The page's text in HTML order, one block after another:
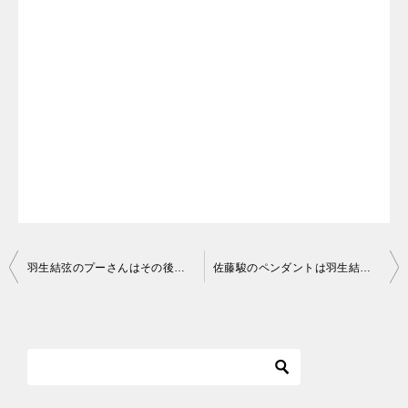
投
羽生結弦のプーさんはその後どこへ寄付される？日本や海外での行方も 佐藤駿のペンダントは羽生結弦からもらった物！購入方法やブランドは？